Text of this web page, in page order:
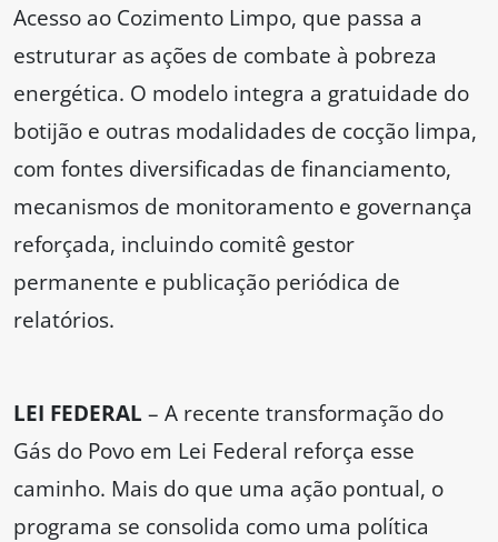
Acesso ao Cozimento Limpo, que passa a
estruturar as ações de combate à pobreza
energética. O modelo integra a gratuidade do
botijão e outras modalidades de cocção limpa,
com fontes diversificadas de financiamento,
mecanismos de monitoramento e governança
reforçada, incluindo comitê gestor
permanente e publicação periódica de
relatórios.
LEI FEDERAL – A recente transformação do
Gás do Povo em Lei Federal reforça esse
caminho. Mais do que uma ação pontual, o
programa se consolida como uma política